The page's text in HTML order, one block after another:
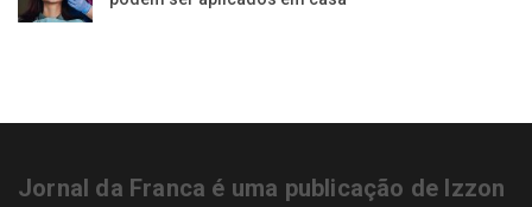
Jornal da Franca é uma publicação de Izzon